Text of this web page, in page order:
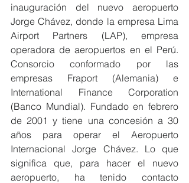
inauguración del nuevo aeropuerto
Jorge Chávez, donde la empresa Lima
Airport Partners (LAP), empresa
operadora de aeropuertos en el Perú.
Consorcio conformado por las
empresas Fraport (Alemania) e
International Finance Corporation
(Banco Mundial). Fundado en febrero
de 2001 y tiene una concesión a 30
años para operar el Aeropuerto
Internacional Jorge Chávez. Lo que
significa que, para hacer el nuevo
aeropuerto, ha tenido contacto